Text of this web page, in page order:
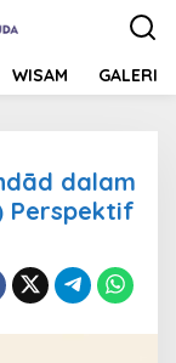
WISAM GALERI
dalam
Perspektif